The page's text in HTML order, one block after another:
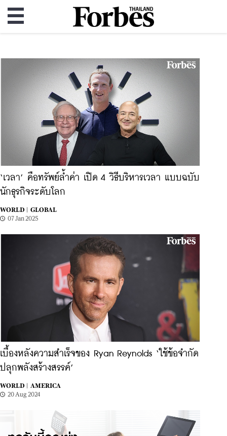
‘เวลา’ คือทรัพย์ล้ำค่า เปิด 4 วิธีบริหารเวลา แบบฉบับ
นักธุรกิจระดับโลก
WORLD |
GLOBAL
07 Jan 2025
เบื้องหลังความสำเร็จของ Ryan Reynolds ‘ใช้ข้อจำกัด
ปลุกพลังสร้างสรรค์’
WORLD |
AMERICA
20 Aug 2024